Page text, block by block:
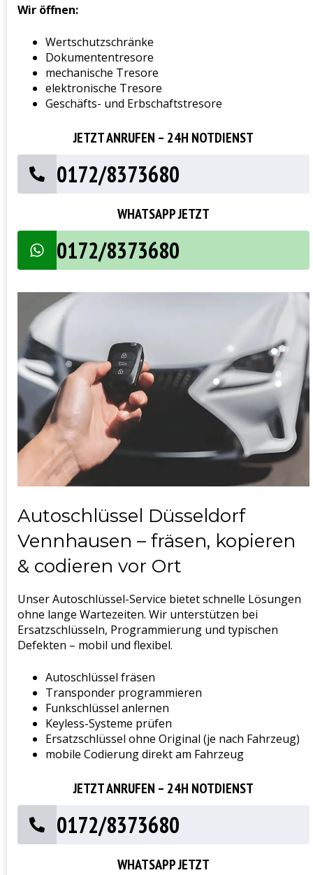
Wir öffnen:
Wertschutzschränke
Dokumententresore
mechanische Tresore
elektronische Tresore
Geschäfts- und Erbschaftstresore
JETZT ANRUFEN – 24H NOTDIENST
0172/8373680
WHATSAPP JETZT
0172/8373680
Autoschlüssel Düsseldorf
Vennhausen – fräsen, kopieren
& codieren vor Ort
Unser Autoschlüssel-Service bietet schnelle Lösungen
ohne lange Wartezeiten. Wir unterstützen bei
Ersatzschlüsseln, Programmierung und typischen
Defekten – mobil und flexibel.
Autoschlüssel fräsen
Transponder programmieren
Funkschlüssel anlernen
Keyless-Systeme prüfen
Ersatzschlüssel ohne Original (je nach Fahrzeug)
mobile Codierung direkt am Fahrzeug
JETZT ANRUFEN – 24H NOTDIENST
0172/8373680
WHATSAPP JETZT